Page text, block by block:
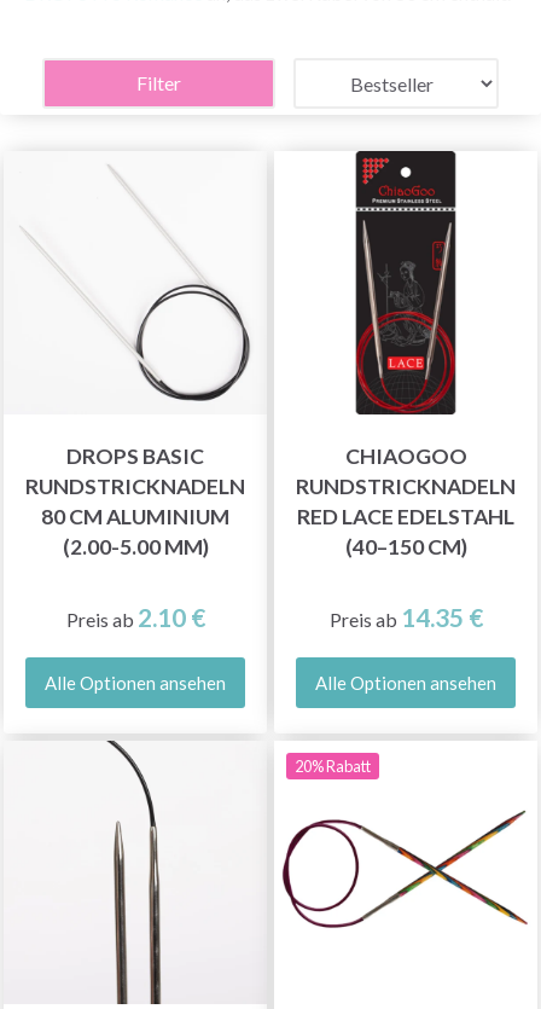
Filter
DROPS BASIC
RUNDSTRICKNADELN
80 CM ALUMINIUM
(2.00-5.00 MM)
Preis ab 2.10 €
Alle Optionen ansehen
CHIAOGOO
RUNDSTRICKNADELN
RED LACE EDELSTAHL
(40–150 CM)
Preis ab 14.35 €
Alle Optionen ansehen
20% Rabatt